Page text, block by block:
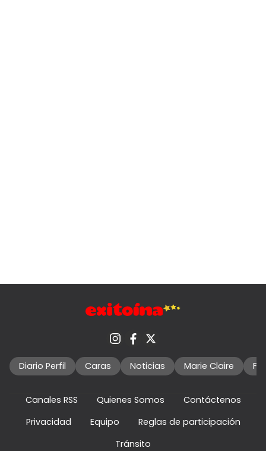
Diario Perfil Caras Noticias Marie Claire
Canales RSS Quienes Somos
Contáctenos
Privacidad
Equipo
Reglas de participación
Tránsito